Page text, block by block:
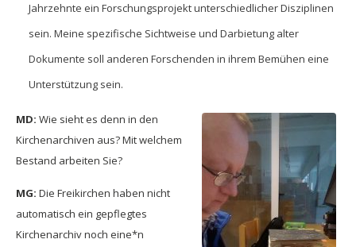
Jahrzehnte ein Forschungsprojekt unterschiedlicher Disziplinen
sein. Meine spezifische Sichtweise und Darbietung alter
Dokumente soll anderen Forschenden in ihrem Bemühen eine
Unterstützung sein.
MD: Wie sieht es denn in den
Kirchenarchiven aus? Mit welchem
Bestand arbeiten Sie?
MG: Die Freikirchen haben nicht
automatisch ein gepflegtes
Kirchenarchiv noch eine*n